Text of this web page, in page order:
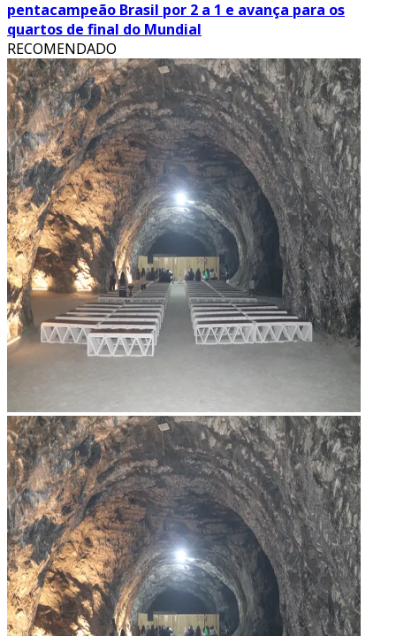
pentacampeão Brasil por 2 a 1 e avança para os
quartos de final do Mundial
RECOMENDADO